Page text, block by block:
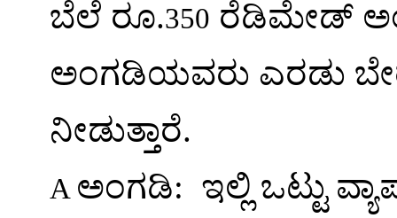
ಬೆಲೆ ರೂ.350 ರೆಡಿಮೇಡ್
ಅಂಗಡಿಯವರು ಎರಡು
ನೀಡುತ್ತಾರೆ.
A ಅಂಗಡಿ: ಇಲ್ಲಿ ಒಟ್ಟು